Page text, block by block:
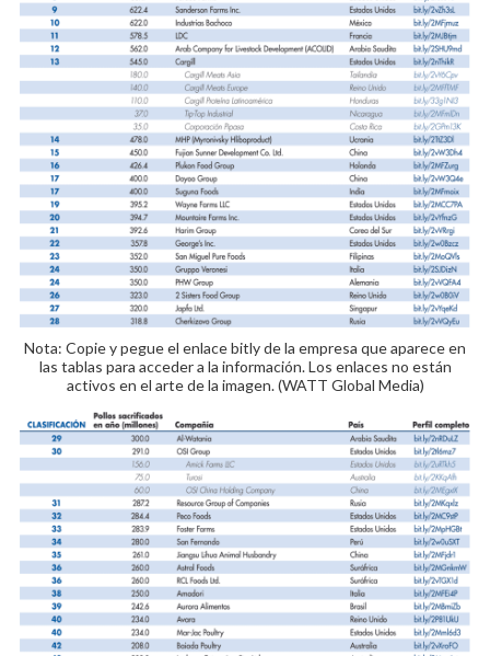
Nota: Copie y pegue el enlace bitly de la empresa que aparece en
las tablas para acceder a la información. Los enlaces no están
activos en el arte de la imagen. (WATT Global Media)